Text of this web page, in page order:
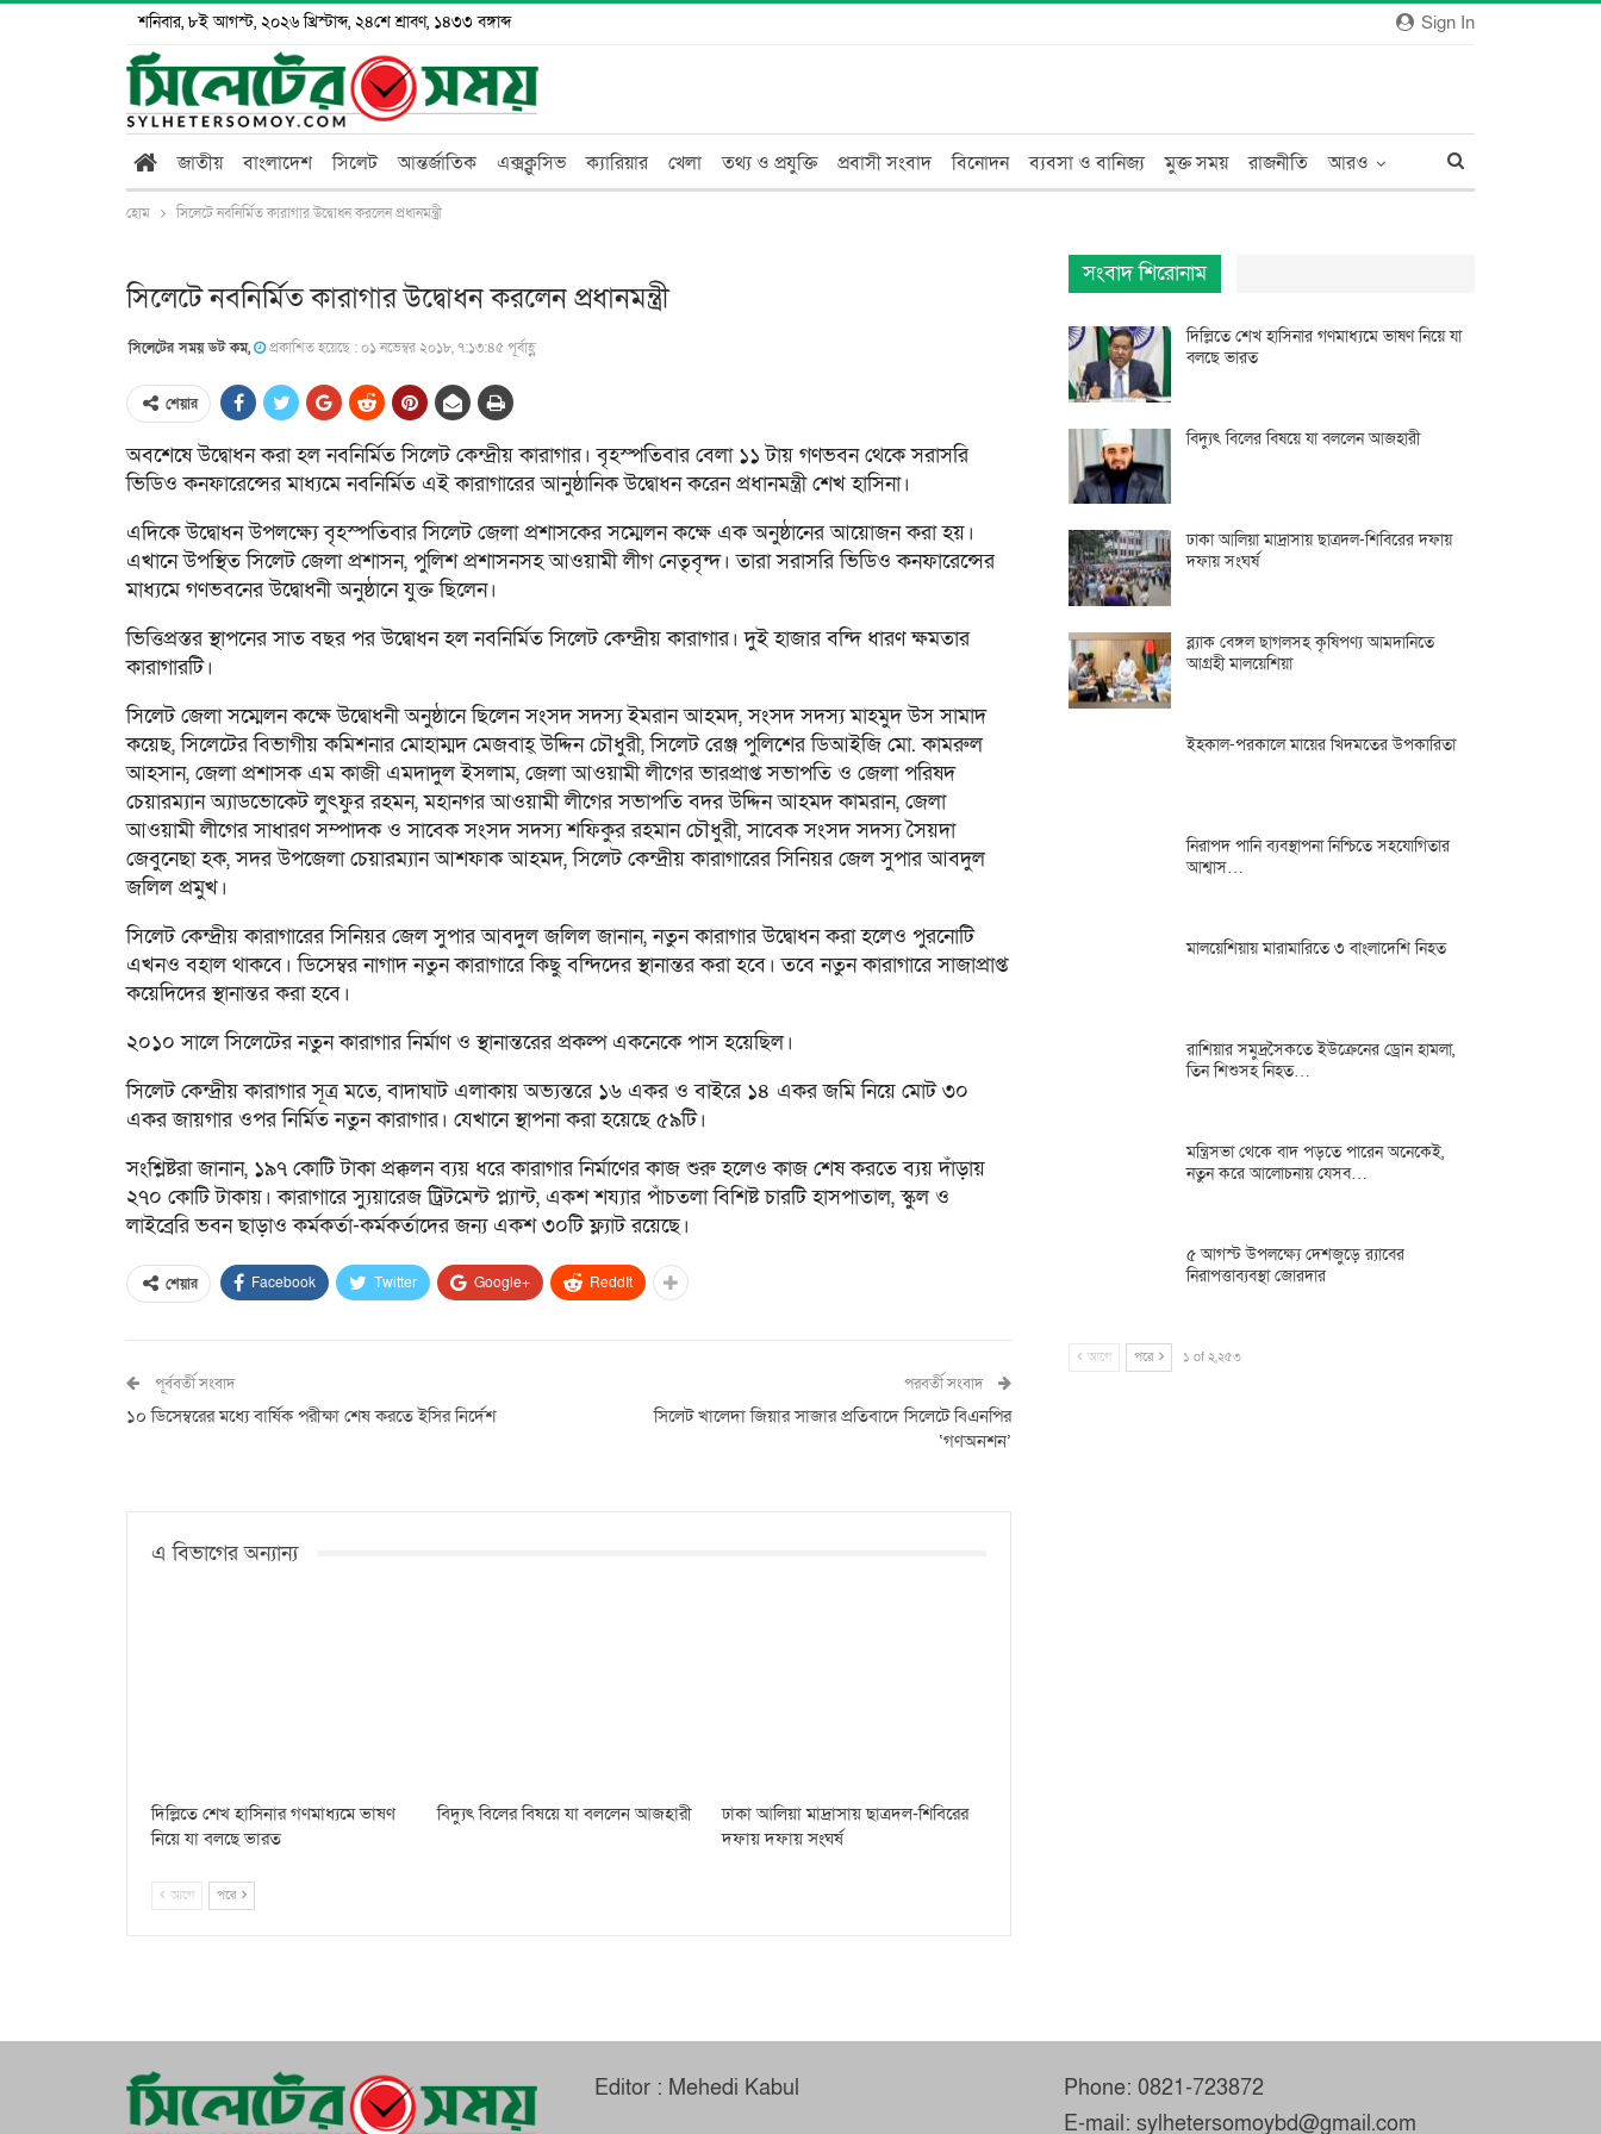
Sign In
শনিবার, ৮ই আগস্ট, ২০২৬ খ্রিস্টাব্দ, ২৪শে শ্রাবণ, ১৪৩৩ বঙ্গাব্দ
জাতীয় বাংলাদেশ সিলেট আন্তর্জাতিক এক্সক্লুসিভ ক্যারিয়ার খেলা তথ্য ও প্রযুক্তি প্রবাসী সংবাদ বিনোদন ব্যবসা ও বানিজ্য মুক্ত সময় রাজনীতি আরও
হোম সিলেটে নবনির্মিত কারাগার উদ্বোধন করলেন প্রধানমন্ত্রী
সিলেটে নবনির্মিত কারাগার উদ্বোধন করলেন প্রধানমন্ত্রী
সিলেটের সময় ডট কম, প্রকাশিত হয়েছে : ০১ নভেম্বর ২০১৮, ৭:১৩:৪৫ পূর্বাহ্ণ
শেয়ার
অবশেষে উদ্বোধন করা হল নবনির্মিত সিলেট কেন্দ্রীয় কারাগার। বৃহস্পতিবার বেলা ১১ টায় গণভবন থেকে সরাসরি
ভিডিও কনফারেন্সের মাধ্যমে নবনির্মিত এই কারাগারের আনুষ্ঠানিক উদ্বোধন করেন প্রধানমন্ত্রী শেখ হাসিনা।
এদিকে উদ্বোধন উপলক্ষ্যে বৃহস্পতিবার সিলেট জেলা প্রশাসকের সম্মেলন কক্ষে এক অনুষ্ঠানের আয়োজন করা হয়।
এখানে উপস্থিত সিলেট জেলা প্রশাসন, পুলিশ প্রশাসনসহ আওয়ামী লীগ নেতৃবৃন্দ। তারা সরাসরি ভিডিও কনফারেন্সের
মাধ্যমে গণভবনের উদ্বোধনী অনুষ্ঠানে যুক্ত ছিলেন।
ভিত্তিপ্রস্তর স্থাপনের সাত বছর পর উদ্বোধন হল নবনির্মিত সিলেট কেন্দ্রীয় কারাগার। দুই হাজার বন্দি ধারণ ক্ষমতার
কারাগারটি।
সিলেট জেলা সম্মেলন কক্ষে উদ্বোধনী অনুষ্ঠানে ছিলেন সংসদ সদস্য ইমরান আহমদ, সংসদ সদস্য মাহমুদ উস সামাদ
কয়েছ, সিলেটের বিভাগীয় কমিশনার মোহাম্মদ মেজবাহ্ উদ্দিন চৌধুরী, সিলেট রেঞ্জ পুলিশের ডিআইজি মো. কামরুল
আহসান, জেলা প্রশাসক এম কাজী এমদাদুল ইসলাম, জেলা আওয়ামী লীগের ভারপ্রাপ্ত সভাপতি ও জেলা পরিষদ
চেয়ারম্যান অ্যাডভোকেট লুৎফুর রহমন, মহানগর আওয়ামী লীগের সভাপতি বদর উদ্দিন আহমদ কামরান, জেলা
আওয়ামী লীগের সাধারণ সম্পাদক ও সাবেক সংসদ সদস্য শফিকুর রহমান চৌধুরী, সাবেক সংসদ সদস্য সৈয়দা
জেবুনেছা হক, সদর উপজেলা চেয়ারম্যান আশফাক আহমদ, সিলেট কেন্দ্রীয় কারাগারের সিনিয়র জেল সুপার আবদুল
জলিল প্রমুখ।
সিলেট কেন্দ্রীয় কারাগারের সিনিয়র জেল সুপার আবদুল জলিল জানান, নতুন কারাগার উদ্বোধন করা হলেও পুরনোটি
এখনও বহাল থাকবে। ডিসেম্বর নাগাদ নতুন কারাগারে কিছু বন্দিদের স্থানান্তর করা হবে। তবে নতুন কারাগারে সাজাপ্রাপ্ত
কয়েদিদের স্থানান্তর করা হবে।
২০১০ সালে সিলেটের নতুন কারাগার নির্মাণ ও স্থানান্তরের প্রকল্প একনেকে পাস হয়েছিল।
সিলেট কেন্দ্রীয় কারাগার সূত্র মতে, বাদাঘাট এলাকায় অভ্যন্তরে ১৬ একর ও বাইরে ১৪ একর জমি নিয়ে মোট ৩০
একর জায়গার ওপর নির্মিত নতুন কারাগার। যেখানে স্থাপনা করা হয়েছে ৫৯টি।
সংশ্লিষ্টরা জানান, ১৯৭ কোটি টাকা প্রক্কলন ব্যয় ধরে কারাগার নির্মাণের কাজ শুরু হলেও কাজ শেষ করতে ব্যয় দাঁড়ায়
২৭০ কোটি টাকায়। কারাগারে স্যুয়ারেজ ট্রিটমেন্ট প্ল্যান্ট, একশ শয্যার পাঁচতলা বিশিষ্ট চারটি হাসপাতাল, স্কুল ও
লাইব্রেরি ভবন ছাড়াও কর্মকর্তা-কর্মকর্তাদের জন্য একশ ৩০টি ফ্ল্যাট রয়েছে।
শেয়ার Facebook Twitter Google+ ReddIt
পূর্ববর্তী সংবাদ
১০ ডিসেম্বরের মধ্যে বার্ষিক পরীক্ষা শেষ করতে ইসির নির্দেশ
পরবর্তী সংবাদ
সিলেট খালেদা জিয়ার সাজার প্রতিবাদে সিলেটে বিএনপির
‘গণঅনশন’
এ বিভাগের অন্যান্য
দিল্লিতে শেখ হাসিনার গণমাধ্যমে ভাষণ
নিয়ে যা বলছে ভারত
বিদ্যুৎ বিলের বিষয়ে যা বললেন আজহারী
ঢাকা আলিয়া মাদ্রাসায় ছাত্রদল-শিবিরের
দফায় দফায় সংঘর্ষ
আগে পরে
সংবাদ শিরোনাম
দিল্লিতে শেখ হাসিনার গণমাধ্যমে ভাষণ নিয়ে যা
বলছে ভারত
বিদ্যুৎ বিলের বিষয়ে যা বললেন আজহারী
ঢাকা আলিয়া মাদ্রাসায় ছাত্রদল-শিবিরের দফায়
দফায় সংঘর্ষ
ব্ল্যাক বেঙ্গল ছাগলসহ কৃষিপণ্য আমদানিতে
আগ্রহী মালয়েশিয়া
ইহকাল-পরকালে মায়ের খিদমতের উপকারিতা
নিরাপদ পানি ব্যবস্থাপনা নিশ্চিতে সহযোগিতার
আশ্বাস…
মালয়েশিয়ায় মারামারিতে ৩ বাংলাদেশি নিহত
রাশিয়ার সমুদ্রসৈকতে ইউক্রেনের ড্রোন হামলা,
তিন শিশুসহ নিহত…
মন্ত্রিসভা থেকে বাদ পড়তে পারেন অনেকেই,
নতুন করে আলোচনায় যেসব…
৫ আগস্ট উপলক্ষ্যে দেশজুড়ে র‌্যাবের
নিরাপত্তাব্যবস্থা জোরদার
আগে পরে ১ of ২,২৫৩
Editor : Mehedi Kabul
Phone: 0821-723872
E-mail: sylhetersomoybd@gmail.com